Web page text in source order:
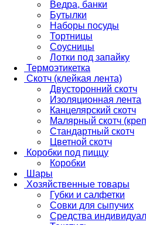
Ведра, банки
Бутылки
Наборы посуды
Тортницы
Соусницы
Лотки под запайку
Термоэтикетка
Скотч (клейкая лента)
Двусторонний скотч
Изоляционная лента
Канцелярский скотч
Малярный скотч
Стандартный скотч
Цветной скотч
Коробки под пиццу
Коробки
Шары
Хозяйственные товары
Губки и салфетки
Совки для сыпучих
Средства